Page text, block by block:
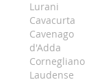
Lurani
Cavacurta
Cavenago
d'Adda
Cornegliano
Laudense